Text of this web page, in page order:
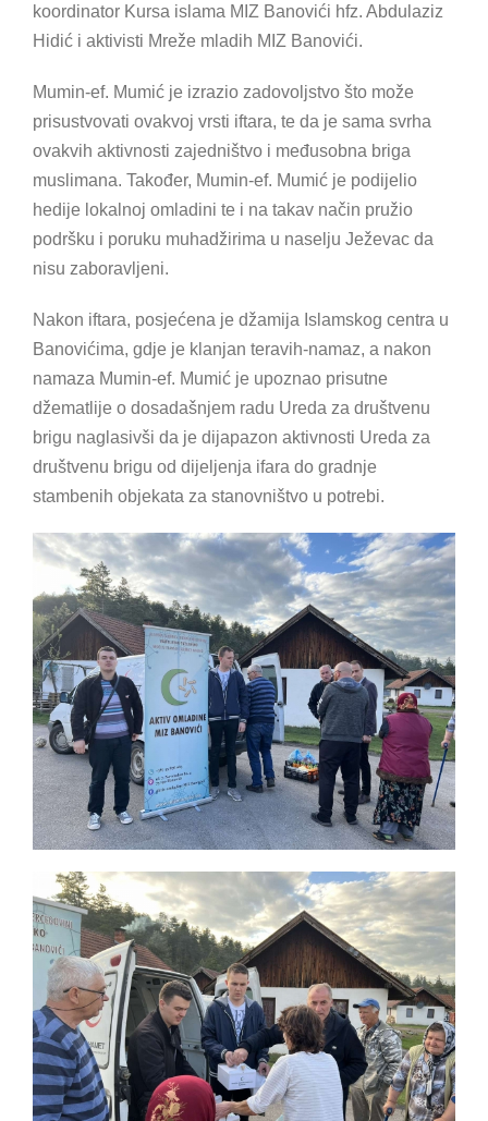
koordinator Kursa islama MIZ Banovići hfz. Abdulaziz
Hidić i aktivisti Mreže mladih MIZ Banovići.
Mumin-ef. Mumić je izrazio zadovoljstvo što može
prisustvovati ovakvoj vrsti iftara, te da je sama svrha
ovakvih aktivnosti zajedništvo i međusobna briga
muslimana. Također, Mumin-ef. Mumić je podijelio
hedije lokalnoj omladini te i na takav način pružio
podršku i poruku muhadžirima u naselju Ježevac da
nisu zaboravljeni.
Nakon iftara, posjećena je džamija Islamskog centra u
Banovićima, gdje je klanjan teravih-namaz, a nakon
namaza Mumin-ef. Mumić je upoznao prisutne
džematlije o dosadašnjem radu Ureda za društvenu
brigu naglasivši da je dijapazon aktivnosti Ureda za
društvenu brigu od dijeljenja ifara do gradnje
stambenih objekata za stanovništvo u potrebi.